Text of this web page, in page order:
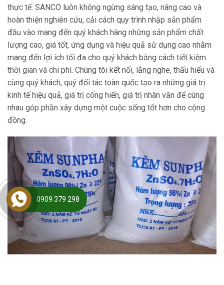
thực tế. SANCO luôn không ngừng sáng tạo, nâng cao và
hoàn thiện nghiên cứu, cải cách quy trình nhập sản phẩm
đầu vào mang đến quý khách hàng những sản phẩm chất
lượng cao, giá tốt, ứng dụng và hiệu quả sử dụng cao nhằm
mang đến lợi ích tối đa cho quý khách bằng cách tiết kiệm
thời gian và chi phí. Chúng tôi kết nối, lắng nghe, thấu hiểu và
cùng quý khách, quý đối tác toàn quốc tạo ra những giá trị
kinh tế hiệu quả, giá trị cống hiến, giá trị nhân văn để cùng
nhau góp phần xây dựng một cuộc sống tốt hơn cho cộng
đồng.
0909 379 298